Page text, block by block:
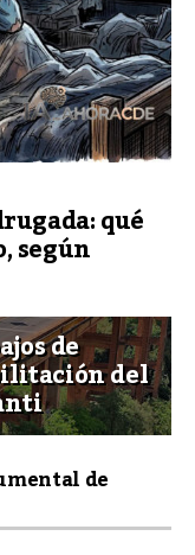
qué
según
de
del
de